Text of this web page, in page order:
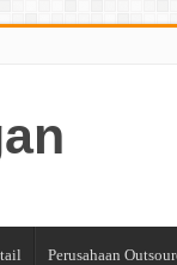
Perusahaan